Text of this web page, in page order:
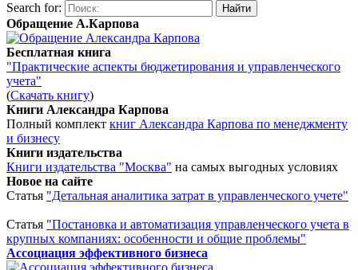
Search for:
Обращение А.Карпова
Бесплатная книга
"Практические аспекты бюджетирования и управленческого
учета"
(Скачать книгу)
Книги Александра Карпова
Полный комплект книг Александра Карпова по менеджменту
и бизнесу
Книги издательства
Книги издательства "Москва" на самых выгодных условиях
Новое на сайте
Статья "Детальная аналитика затрат в управленческого учете"
Статья "Постановка и автоматизация управленческого учета в
крупных компаниях: особенности и общие проблемы"
Ассоциация эффективного бизнеса